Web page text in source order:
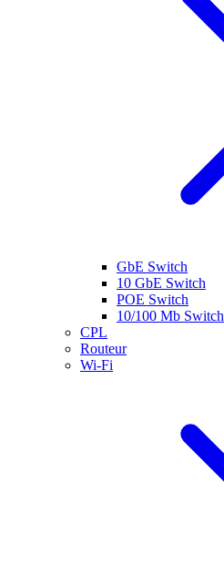
GbE Switch
10 GbE Switch
POE Switch
10/100 Mb Switch
CPL
Routeur
Wi-Fi